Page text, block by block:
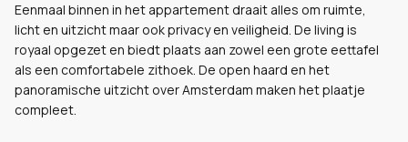
Eenmaal binnen in het appartement draait alles om ruimte,
licht en uitzicht maar ook privacy en veiligheid. De living is
royaal opgezet en biedt plaats aan zowel een grote eettafel
als een comfortabele zithoek. De open haard en het
panoramische uitzicht over Amsterdam maken het plaatje
compleet.